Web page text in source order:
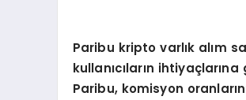
Paribu kripto varlık alım
kullanıcıların ihtiyaçlarına
Paribu, komisyon